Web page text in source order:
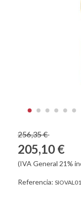
256,35 €
205,10 €
(IVA General 21%
Referencia: SIOVAL01